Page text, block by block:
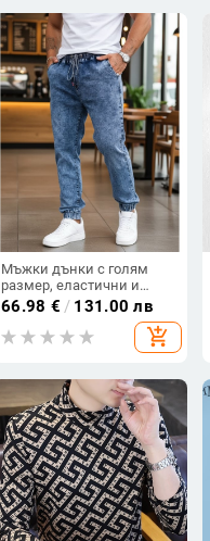
Мъжки дънки с голям
размер, еластични и
стилни ежедневни
дънени панталони
66.98 € / 131.00 лв
add_shopping_cart